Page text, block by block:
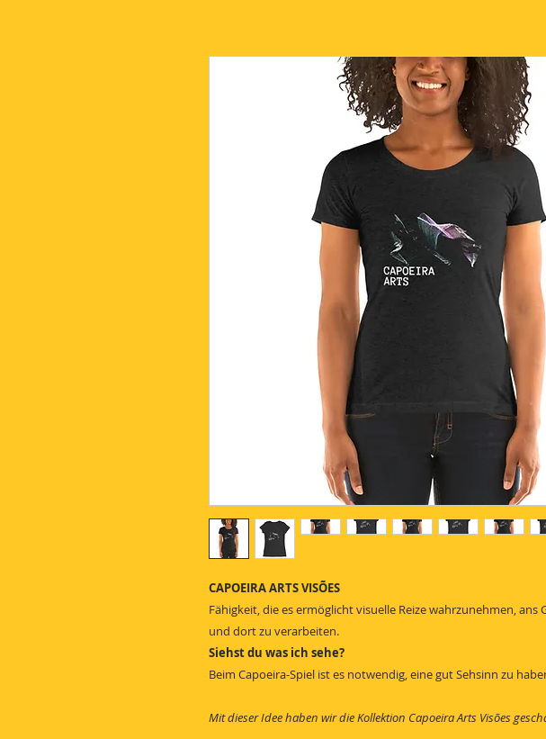
CAPOEIRA ARTS VISÕES
Fähigkeit, die es ermöglicht visuelle Reize wahrzunehmen, ans
und dort zu verarbeiten.
Siehst du was ich sehe?
Beim Capoeira-Spiel ist es notwendig, eine gut Sehsinn zu
Mit dieser Idee haben wir die Kollektion Capoeira Arts Visões